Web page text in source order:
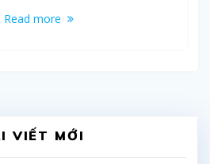
Read more
VIẾT MỚI